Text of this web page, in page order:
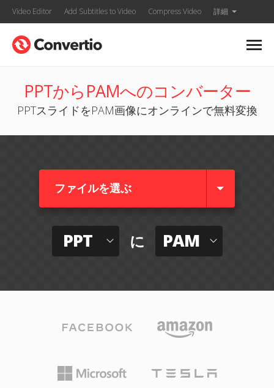
Video Editor Add Subtitles to Video Compress Video 詳細
PPTからPAMへのコンバーター
PPTスライドをPAM画像にオンラインで無料変換
ファイルを選ぶ
PPT に PAM